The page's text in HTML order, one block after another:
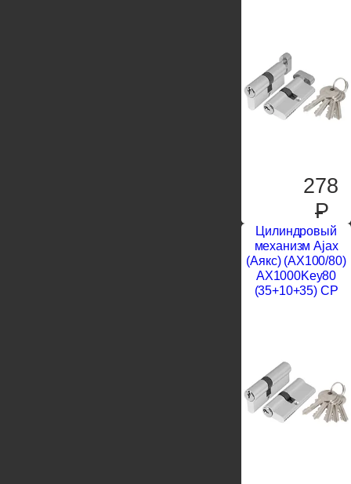
278
P
Цилиндровый
механизм Ajax
(Аякс) (AX100/80)
AX1000Key80
(35+10+35) CP